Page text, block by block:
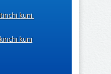
kuni.
kuni